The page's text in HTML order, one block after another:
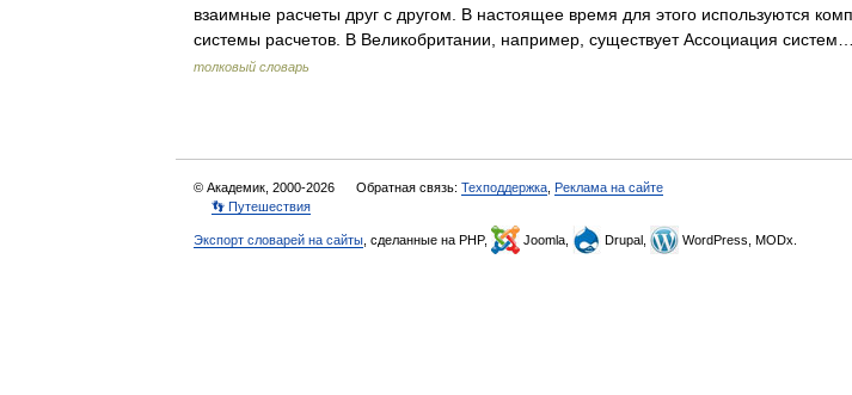
взаимные расчеты друг с другом. В настоящее время для этого используются
системы расчетов. В Великобритании, например, существует Ассоциация
толковый словарь
© Академик, 2000-2026 Обратная связь: Техподдержка Реклама на сайте
👣 Путешествия
Экспорт словарей на сайты , сделанные на PHP, Joomla, Drupal, WordPress, MODx.